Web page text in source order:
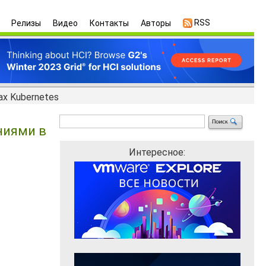
Релизы Видео Контакты Авторы RSS
Kubernetes
в
Интересное: